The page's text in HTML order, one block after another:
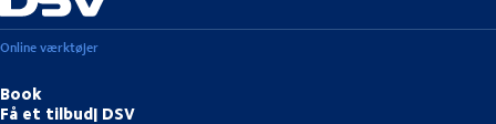
Online værktøjer
Book
Få et tilbud| DSV